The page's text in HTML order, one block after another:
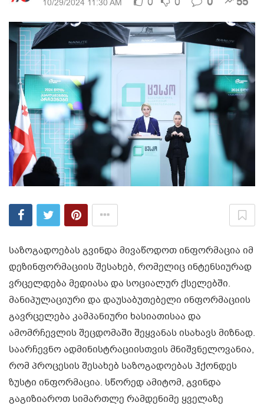
10/29/2024 11:30 AM
საზოგადოებას გვინდა მივაწოდოთ ინფორმაცია იმ
დეზინფორმაციის შესახებ, რომელიც ინტენსიურად
ვრცელდება მედიასა და სოციალურ ქსელებში.
მანიპულაციური და დაუსაბუთებელი ინფორმაციის
გავრცელება კამპანიური ხასიათისაა და
ამომრჩევლის შეცდომაში შეყვანას ისახავს მიზნად.
საარჩევნო ადმინისტრაციისთვის მნიშვნელოვანია,
რომ პროცესის შესახებ საზოგადოებას ჰქონდეს
ზუსტი ინფორმაცია. სწორედ ამიტომ, გვინდა
გაგიზიაროთ სიმართლე რამდენიმე ყველაზე